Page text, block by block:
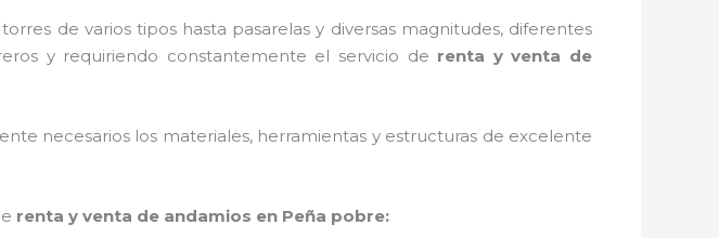
de varios tipos hasta pasarelas y diversas magnitudes, diferentes
y requiriendo constantemente el servicio de renta y venta de
necesarios los materiales, herramientas y estructuras de excelente
renta y venta de andamios en Peña pobre: